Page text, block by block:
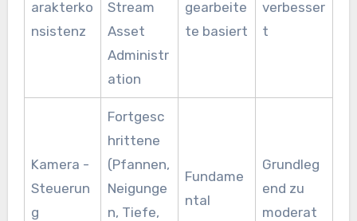
arakterko
nsistenz
Stream
Asset
Administr
ation
gearbeite
te basiert
verbesser
t
Kamera -
Steuerun
g
Fortgesc
hrittene
(Pfannen,
Neigunge
n, Tiefe,
Fundame
ntal
Grundleg
end zu
moderat